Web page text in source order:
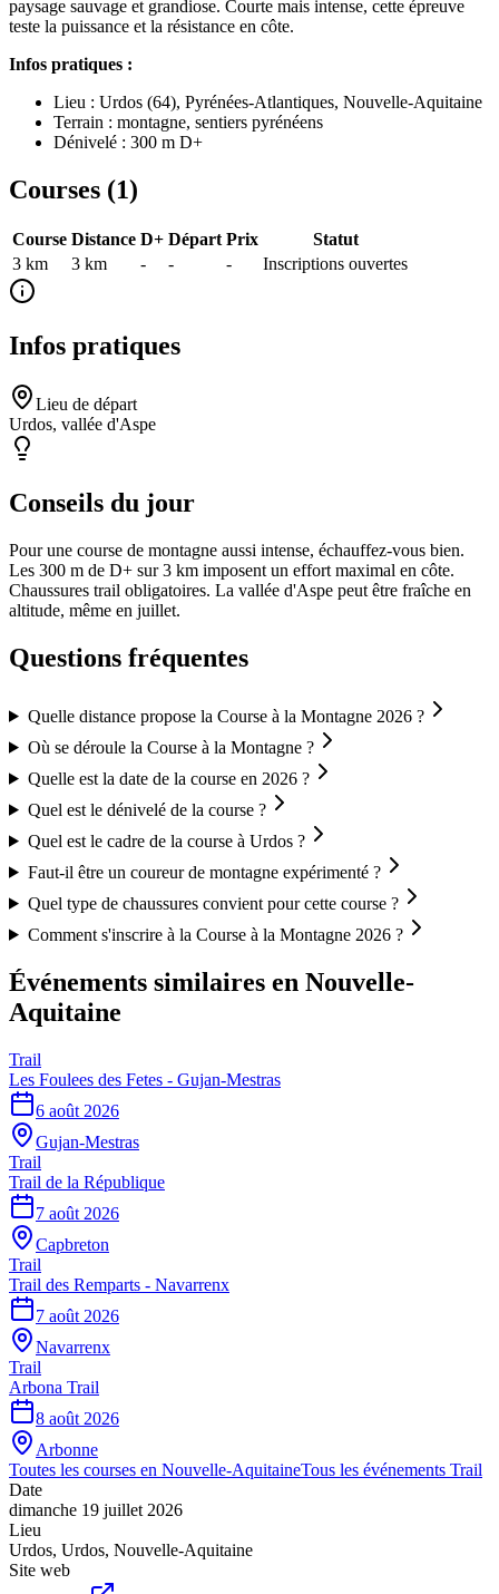
paysage sauvage et grandiose. Courte mais intense, cette épreuve
teste la puissance et la résistance en côte.
Infos pratiques :
Lieu : Urdos (64), Pyrénées-Atlantiques, Nouvelle-Aquitaine
Terrain : montagne, sentiers pyrénéens
Dénivelé : 300 m D+
Courses (1)
Course Distance D+ Départ Prix
Statut
3 km
3 km - - - Inscriptions ouvertes
Infos pratiques
Lieu de départ
Urdos, vallée d'Aspe
Conseils du jour
Pour une course de montagne aussi intense, échauffez-vous bien.
Les 300 m de D+ sur 3 km imposent un effort maximal en côte.
Chaussures trail obligatoires. La vallée d'Aspe peut être fraîche en
altitude, même en juillet.
Questions fréquentes
Quelle distance propose la Course à la Montagne 2026 ?
Où se déroule la Course à la Montagne ?
Quelle est la date de la course en 2026 ?
Quel est le dénivelé de la course ?
Quel est le cadre de la course à Urdos ?
Faut-il être un coureur de montagne expérimenté ?
Quel type de chaussures convient pour cette course ?
Comment s'inscrire à la Course à la Montagne 2026 ?
Événements similaires en Nouvelle-
Aquitaine
Trail
Les Foulees des Fetes - Gujan-Mestras
6 août 2026
Gujan-Mestras
Trail
Trail de la République
7 août 2026
Capbreton
Trail
Trail des Remparts - Navarrenx
7 août 2026
Navarrenx
Trail
Arbona Trail
8 août 2026
Arbonne
Toutes les courses en Nouvelle-AquitaineTous les événements Trail
Date
dimanche 19 juillet 2026
Lieu
Urdos, Urdos, Nouvelle-Aquitaine
Site web